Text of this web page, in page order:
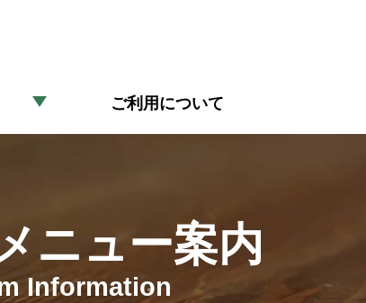
ご利用について
ニュー案内
Information